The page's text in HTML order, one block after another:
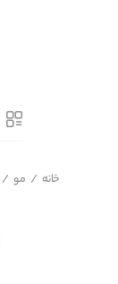
خانه / مو /